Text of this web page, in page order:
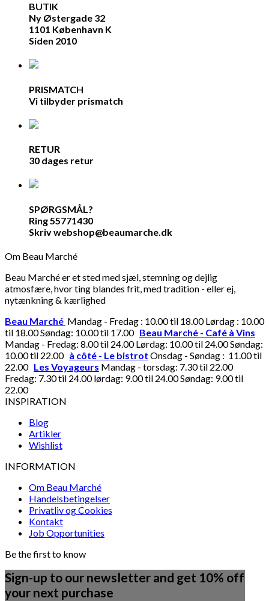
BUTIK
Ny Østergade 32
1101 København K
Siden 2010
PRISMATCH
Vi tilbyder prismatch
RETUR
30 dages retur
SPØRGSMÅL?
Ring 55771430
Skriv webshop@beaumarche.dk
Om Beau Marché
Beau Marché er et sted med sjæl, stemning og dejlig
atmosfære, hvor ting blandes frit, med tradition - eller ej,
nytænkning & kærlighed
Beau Marché Mandag - Fredag : 10.00 til 18.00 Lørdag : 10.00
til 18.00 Søndag: 10.00 til 17.00 Beau Marché - Café à Vins
Mandag - Fredag: 8.00 til 24.00 Lørdag: 10.00 til 24.00 Søndag:
10.00 til 22.00 à côté - Le bistrot Onsdag - Søndag : 11.00 til
22.00 Les Voyageurs Mandag - torsdag: 7.30 til 22.00
Fredag: 7.30 til 24.00 lørdag: 9.00 til 24.00 Søndag: 9.00 til
22.00
INSPIRATION
Blog
Artikler
Wishlist
INFORMATION
Om Beau Marché
Handelsbetingelser
Privatliv og Cookies
Kontakt
Job Opportunities
Be the first to know
Sign-up to our newsletter and get 10% off
your next purchase